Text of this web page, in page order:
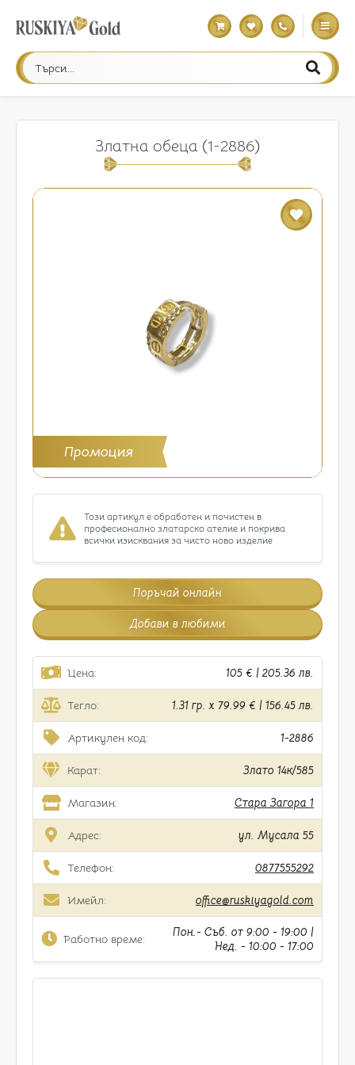
Златна обеца (1-2886)
Промоция
Този артикул е обработен и почистен в
професионално златарско ателие и покрива
всички изисквания за чисто ново изделие
Поръчай онлайн
Добави в любими
Цена: 105 € | 205.36 лв.
Тегло: 1.31 гр. x 79.99 € | 156.45 лв.
Артикулен код: 1-2886
Карат: Злато 14к/585
Магазин: Стара Загора 1
Адрес: ул. Мусала 55
Телефон: 0877555292
Имейл: office@ruskiyagold.com
Работно време:
Пон.- Съб. от 9:00 - 19:00 |
Нед. - 10:00 - 17:00